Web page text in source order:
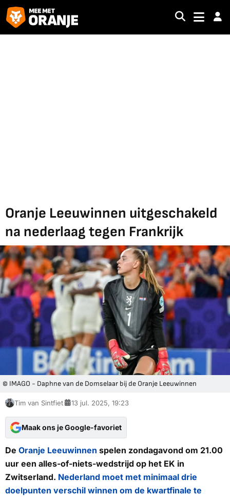
Oranje Leeuwinnen uitgeschakeld
na nederlaag tegen Frankrijk
© IMAGO - Daphne van de Domselaar bij de Oranje Leeuwinnen
Tim van Sintfiet 13 jul. 2025, 19:23
Maak ons je Google-favoriet
De Oranje Leeuwinnen spelen zondagavond om 21.00
uur een alles-of-niets-wedstrijd op het EK in
Zwitserland. Nederland moet met minimaal drie
doelpunten verschil winnen om de kwartfinale te